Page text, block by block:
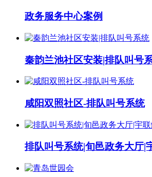
政务服务中心案例
秦韵兰池社区安装|排队叫号
咸阳双照社区-排队叫号系统
排队叫号系统|旬邑政务大厅|